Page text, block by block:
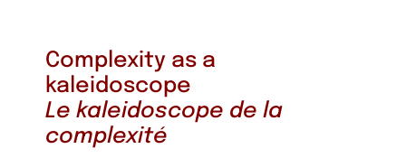
Complexity as a
kaleidoscope
Le kaleidoscope de la
complexité